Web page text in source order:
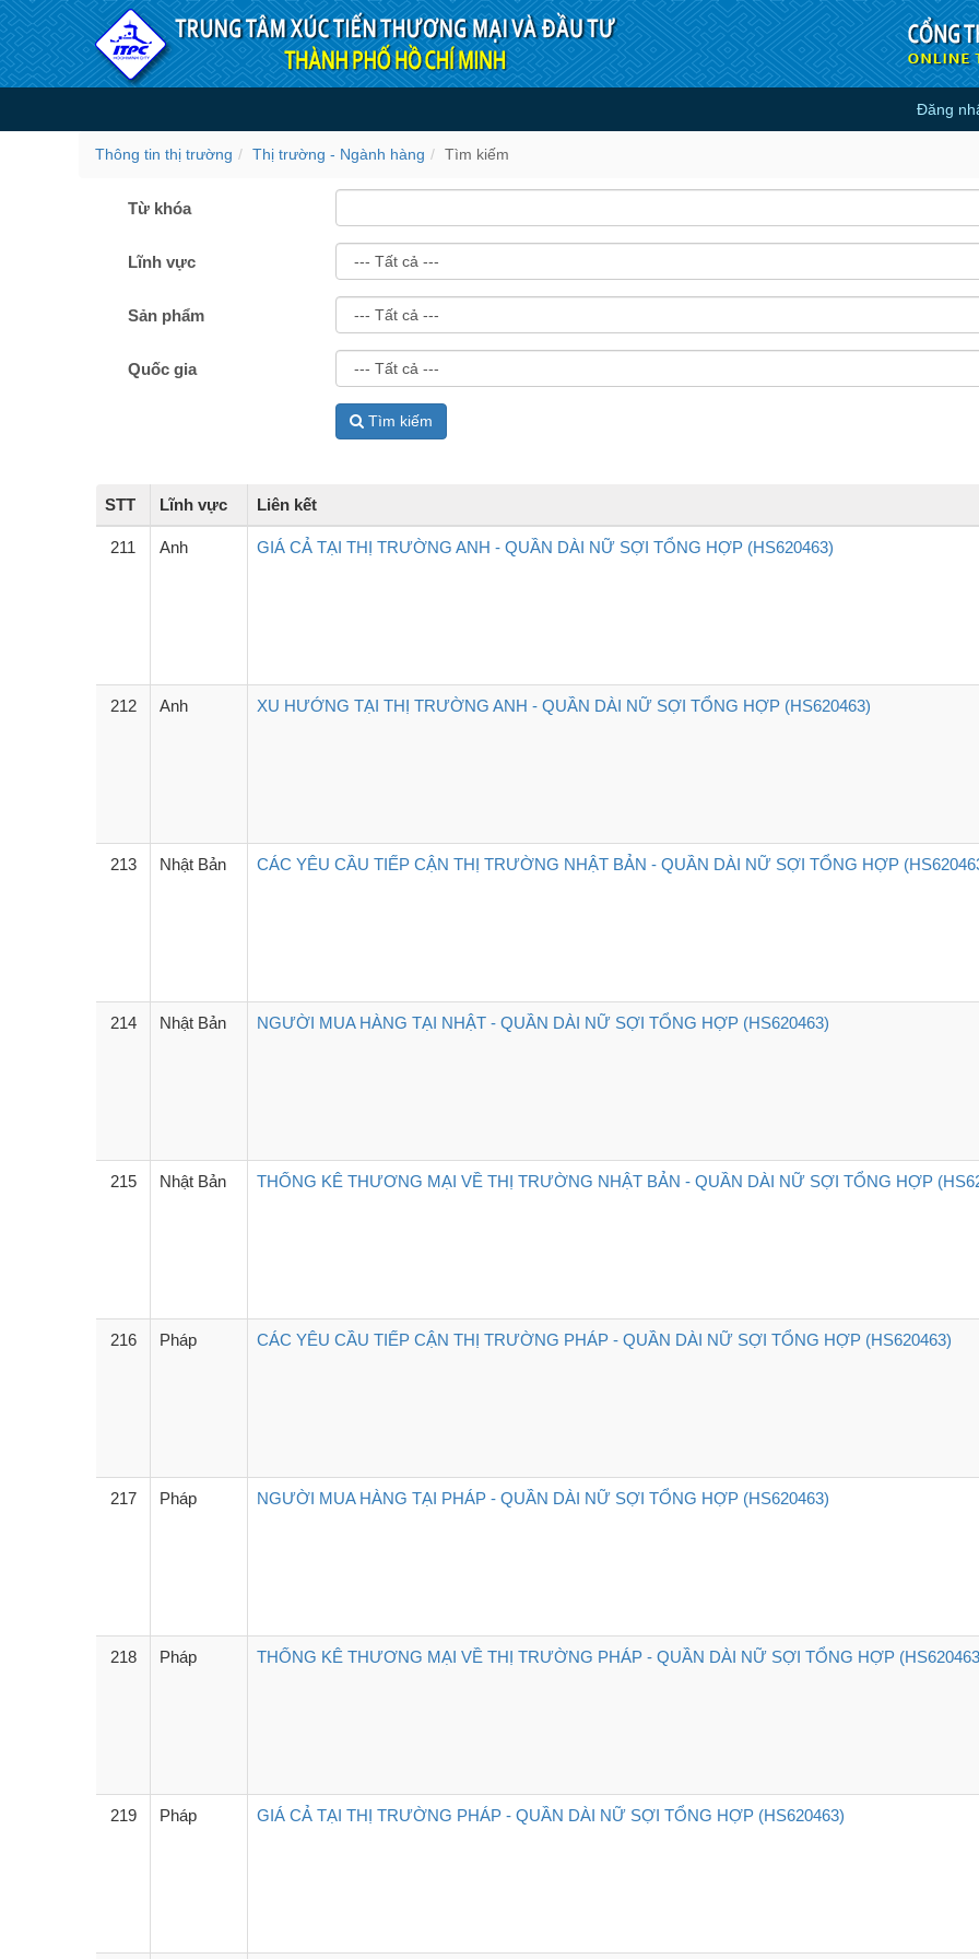
Truy cập nội dung luôn
Tìm kiếm Đăng
Thông tin thị trường Thị trường - Ngành hàng Tìm kiếm
Từ khóa
Lĩnh vực
Sản phẩm
Quốc gia
Tìm kiếm
STT Lĩnh vực Liên kết
211 Anh GIÁ CẢ TẠI THỊ TRƯỜNG ANH - QUẦN DÀI NỮ SỢI TỔNG HỢP (HS620463)
212 Anh XU HƯỚNG TẠI THỊ TRƯỜNG ANH - QUẦN DÀI NỮ SỢI TỔNG HỢP (HS620463)
213 Nhật Bản CÁC YÊU CẦU TIẾP CẬN THỊ TRƯỜNG NHẬT BẢN - QUẦN DÀI NỮ SỢI TỔNG HỢP
214 Nhật Bản NGƯỜI MUA HÀNG TẠI NHẬT - QUẦN DÀI NỮ SỢI TỔNG HỢP (HS620463)
215 Nhật Bản THỐNG KÊ THƯƠNG MẠI VỀ THỊ TRƯỜNG NHẬT BẢN - QUẦN DÀI NỮ SỢI TỔNG HỢP
216 Pháp CÁC YÊU CẦU TIẾP CẬN THỊ TRƯỜNG PHÁP - QUẦN DÀI NỮ SỢI TỔNG HỢP (HS620463)
217 Pháp NGƯỜI MUA HÀNG TẠI PHÁP - QUẦN DÀI NỮ SỢI TỔNG HỢP (HS620463)
218 Pháp THỐNG KÊ THƯƠNG MẠI VỀ THỊ TRƯỜNG PHÁP - QUẦN DÀI NỮ SỢI TỔNG HỢP
219 Pháp GIÁ CẢ TẠI THỊ TRƯỜNG PHÁP - QUẦN DÀI NỮ SỢI TỔNG HỢP (HS620463)